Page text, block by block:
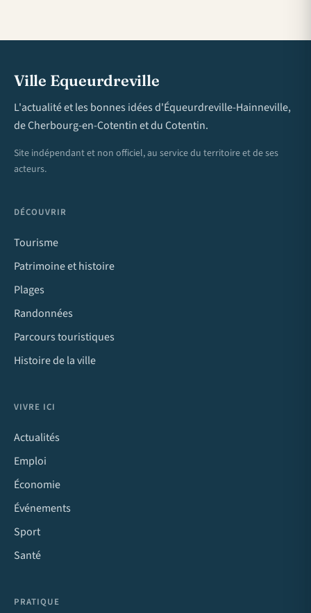
Ville Equeurdreville
L'actualité et les bonnes idées d'Équeurdreville-Hainneville,
de Cherbourg-en-Cotentin et du Cotentin.
Site indépendant et non officiel, au service du territoire et de ses
acteurs.
DÉCOUVRIR
Tourisme
Patrimoine et histoire
Plages
Randonnées
Parcours touristiques
Histoire de la ville
VIVRE ICI
Actualités
Emploi
Économie
Événements
Sport
Santé
PRATIQUE